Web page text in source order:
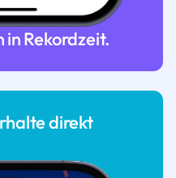
Rekordzeit.
direkt